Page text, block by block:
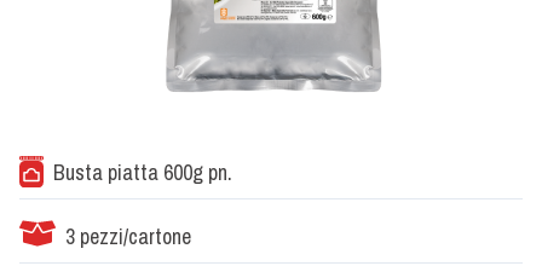
Busta piatta 600g pn.
3 pezzi/cartone